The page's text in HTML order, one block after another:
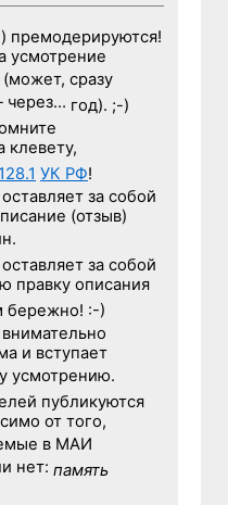
премодерируются!
усмотрение
(может, сразу
год). ;-)
клевету,
УК РФ!
оставляет за собой
(отзыв)
оставляет за собой
правку описания
бережно! :-)
внимательно
и вступает
усмотрению.
публикуются
от того,
в МАИ
нет: память